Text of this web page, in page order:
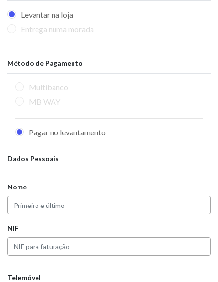
Levantar na loja
Entrega numa morada
Método de Pagamento
Multibanco
MB WAY
Pagar no levantamento
Dados Pessoais
Nome
NIF
Telemóvel